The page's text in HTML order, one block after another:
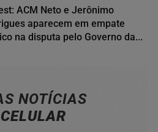
ACM Neto e Jerônimo
aparecem em empate
na disputa pelo Governo da...
NOTÍCIAS